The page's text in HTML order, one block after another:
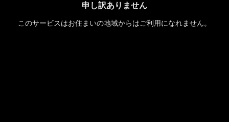
申し訳ありません
このサービスはお住まいの地域からはご利用になれません。